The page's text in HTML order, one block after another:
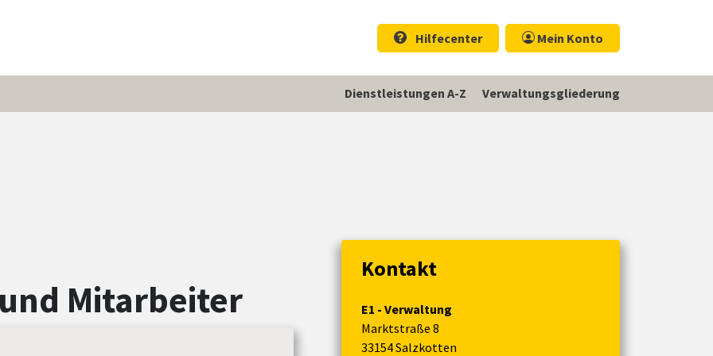
Hilfecenter
Mein Konto
Dienstleistungen A-Z Verwaltungsgliederung
Mitarbeiter
Kontakt
E1 - Verwaltung
Marktstraße 8
33154 Salzkotten